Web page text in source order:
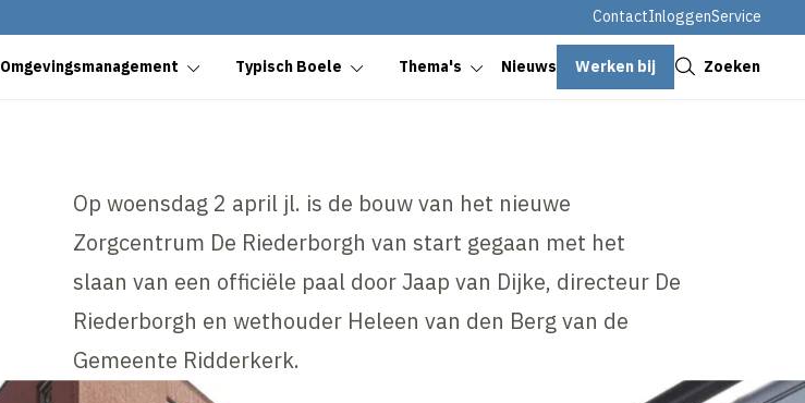
ContactInloggenService
Omgevingsmanagement Typisch Boele Thema's Nieuws Werken bij Zoeken
Op woensdag 2 april jl. is de bouw van het nieuwe
Zorgcentrum De Riederborgh van start gegaan met het
slaan van een officiële paal door Jaap van Dijke, directeur De
Riederborgh en wethouder Heleen van den Berg van de
Gemeente Ridderkerk.
Sluiten